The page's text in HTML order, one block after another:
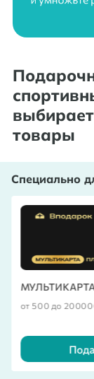
товары
Специально
от 500 до